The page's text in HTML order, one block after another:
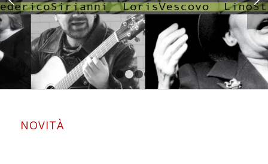
1 2 3 4
NOVITÀ